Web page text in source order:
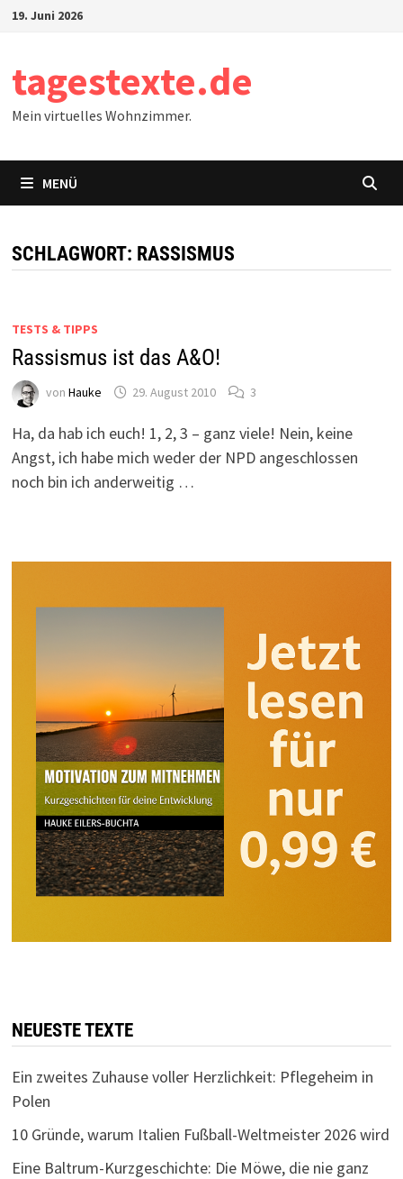
Zum19. Juni 2026
tagestexte.de
Mein virtuelles Wohnzimmer.
MENÜ
SCHLAGWORT: RASSISMUS
TESTS & TIPPS
Rassismus ist das A&O!
von Hauke 29. August 2010 3
Ha, da hab ich euch! 1, 2, 3 – ganz viele! Nein, keine
Angst, ich habe mich weder der NPD angeschlossen
noch bin ich anderweitig …
NEUESTE TEXTE
Ein zweites Zuhause voller Herzlichkeit: Pflegeheim in
Polen
10 Gründe, warum Italien Fußball-Weltmeister 2026 wird
Eine Baltrum-Kurzgeschichte: Die Möwe, die nie ganz